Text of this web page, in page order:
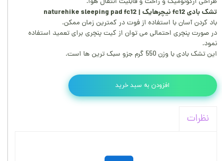
تشک بادی fc12 نیچرهایک | naturehike sleeping pad fc12
باد کردن آسان با استفاده از فوت در کمترین زمان ممکن.
در صورت پنچری احتمالی می توان از کیت پنچری برای تعمید استفاده
نمود.
این تشک بادی با وزن 550 گرم جزو سبک ترین ها است.
افزودن به سبد خرید
نظرات